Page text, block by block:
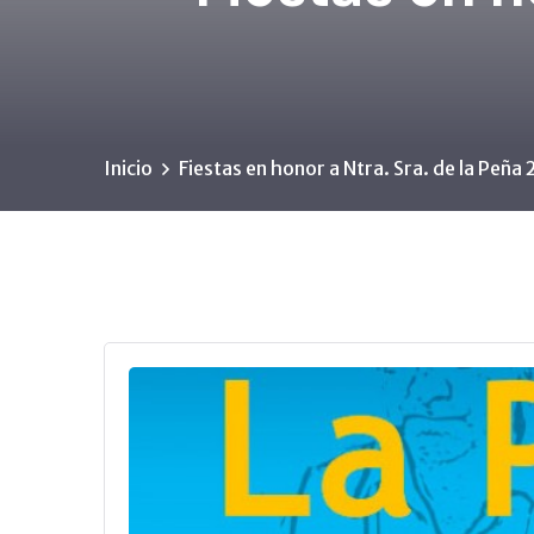
Inicio Fiestas en honor a Ntra. Sra. de la Peña